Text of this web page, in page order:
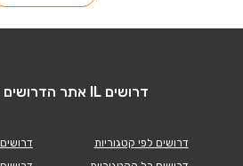
דרושים IL אתר הדרושים של ישראל
דרושים לפי קטגוריות